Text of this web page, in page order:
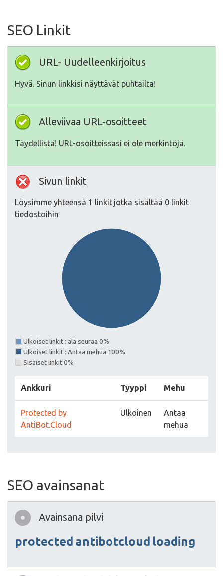
SEO Linkit
URL- Uudelleenkirjoitus
Hyvä. Sinun linkkisi näyttävät puhtailta!
Alleviivaa URL-osoitteet
Täydellistä! URL-osoitteissasi ei ole merkintöjä.
Sivun linkit
Löysimme yhteensä 1 linkit jotka sisältää 0 linkit
tiedostoihin
Ulkoiset linkit : älä seuraa 0%
Ulkoiset linkit : Antaa mehua 100%
Sisäiset linkit 0%
Ankkuri Tyyppi Mehu
Protected by
AntiBot.Cloud
Ulkoinen
Antaa
mehua
SEO avainsanat
Avainsana pilvi
protected antibotcloud loading